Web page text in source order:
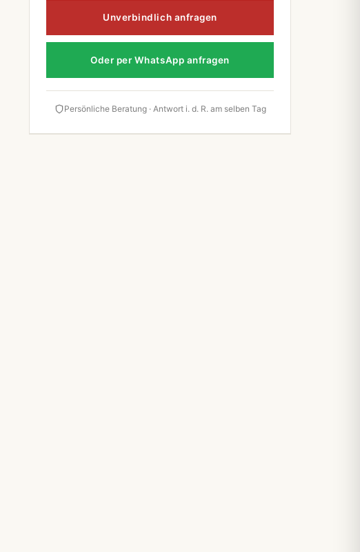
Unverbindlich anfragen
Oder per WhatsApp anfragen
Persönliche Beratung · Antwort i. d. R. am selben Tag